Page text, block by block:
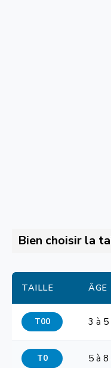
Bien choisir la
TAILLE ÂGE
T00 3 à 5
T0 5 à 8